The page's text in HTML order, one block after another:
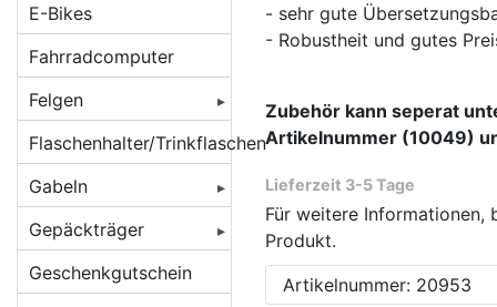
- sehr gute
- Robustheit und gutes
Zubehör kann seperat
Artikelnummer (10049)
Lieferzeit 3-5 Tage
Für weitere Informationen,
Produkt.
Artikelnummer: 20953
Lampenhalter /
Rücklichthalter
Lichtkabel /
Stecker /
Verbinder
Reflektoren /
Reflex-Sticker
Seitenläufer-
Dynamos
Brakes
Beläge für
Felgenbremsen
Beläge für
Caliper/Zange
Beläge für
Scheibenbremsen
Bremsenzubehör/Ersatzteile
Bremshebel
Bremsscheiben/Rotoren
Crossbremsen
Rennradbremsen
/ Zangenbremsen
Scheibenbremsadapter
Scheibenbremsen
E-Bikes
Fahrradcomputer
Felgen
Felgen 16 Zoll
Felgen 20 Zoll
Felgen 22 Zoll
Felgen 24 Zoll
Flaschenhalter/Trinkflaschen
Gabeln
Federgabeln
DT Swiss
Starrgabeln
Gepäckträger
Gepäckträger
hinten
Geschenkgutschein